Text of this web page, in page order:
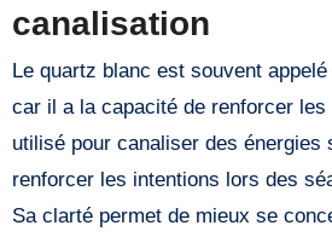
canalisation
Le quartz blanc est souvent
car il a la capacité de renforcer
utilisé pour canaliser des énergies
renforcer les intentions lors des
Sa clarté permet de mieux se